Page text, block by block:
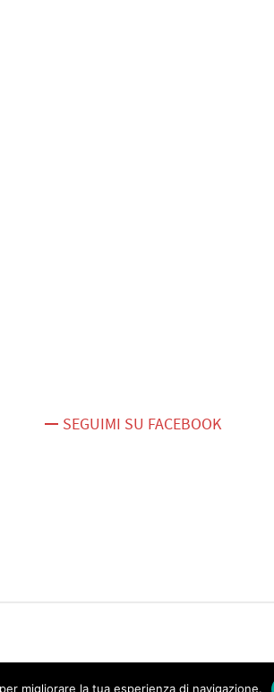
SEGUIMI SU FACEBOOK
migliorare la tua esperienza di navigazione.